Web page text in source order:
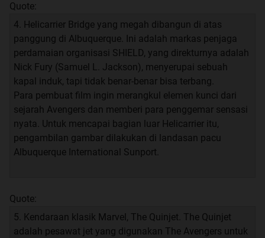
Quote:
4. Helicarrier Bridge yang megah dibangun di atas
panggung di Albuquerque. Ini adalah markas penjaga
perdamaian organisasi SHIELD, yang direkturnya adalah
Nick Fury (Samuel L. Jackson), menyerupai sebuah
kapal induk, tapi tidak benar-benar bisa terbang.
Para pembuat film ingin merangkul elemen kunci dari
sejarah Avengers dan memberi para penggemar sensasi
nyata. Untuk mencapai bagian luar Helicarrier itu,
pengambilan gambar dilakukan di landasan pacu
Albuquerque International Sunport.
Quote:
5. Kendaraan klasik Marvel, The Quinjet. The Quinjet
adalah pesawat jet yang digunakan The Avengers untuk